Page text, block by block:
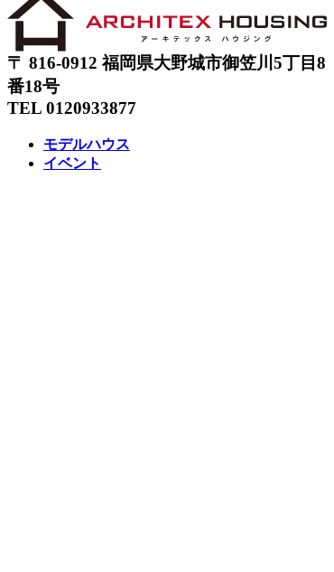
〒 816-0912 福岡県大野城市御笠川5丁目8
番18号
TEL 0120933877
モデルハウス
イベント